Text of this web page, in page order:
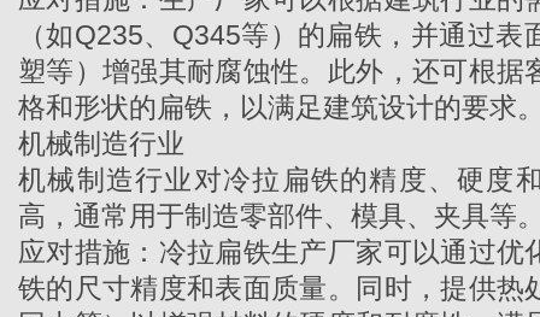
（如Q235、Q345等）的扁铁，并通过表
塑等）增强其耐腐蚀性。此外，还可根据
格和形状的扁铁，以满足建筑设计的要求
机械制造行业
机械制造行业对冷拉扁铁的精度、硬度
高，通常用于制造零部件、模具、夹具等
应对措施： 冷拉扁铁生产厂家可以通过优
铁的尺寸精度和表面质量。同时，提供热